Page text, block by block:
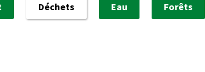
Déchets Eau Forêts